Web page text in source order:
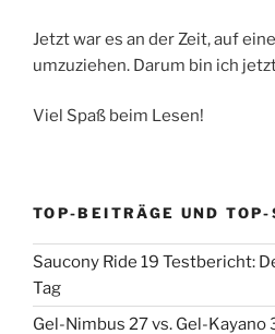
Jetzt war es an der Zeit, auf
umzuziehen. Darum bin ich
Viel Spaß beim Lesen!
TOP-BEITRÄGE UND TOP-
Saucony Ride 19 Testbericht:
Tag
Gel-Nimbus 27 vs. Gel-Kayano